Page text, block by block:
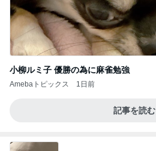
小柳ルミ子 優勝の為に麻雀勉強
Amebaトピックス 1日前
記事を読む